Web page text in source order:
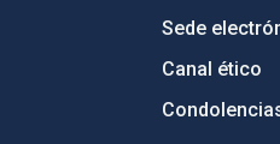
Sede
Canal ético